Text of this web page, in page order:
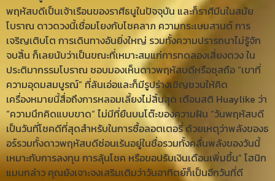
พฤหัสบดีเป็นเจ้าเรือนของราศีธนูในปัจจุบัน และก็ราศีมีนในสมัย
โบราณ ดาวดวงนี้เชื่อมโยงกับโชคลาภ ความกระเษมสานต์ การ
เจริญเติบโต การเดินทางอันยิ่งใหญ่ รวมทั้งความปรารถนาไม่รู้จัก
จบสิ้น ก็เลยนับว่าเป็นขณะที่เหมาะสมแก่การทดลองเสี่ยงดวง ใน
ประติมากรรมโบราณ ชอบมองเห็นดาวพฤหัสบดีหรือซุสถือ “เขาที่
ความอุดมสมบูรณ์” ที่ล้นเอ่อและก็มีรูปร่างเชิญชวนให้คิด
เครื่องหมายนี้สื่อถึงการหลอมเลี้ยงไม่สิ้นสุด เตือนสติ Huaylike ว่า
“ความนึกคิดแบบขาด” ไม่มีที่ยืนบนโต๊ะของความฝัน “วันพฤหัสบดี
เป็นวันที่โชคดีที่สุดสำหรับในการซื้อลอตเตอรี่ ด้วยเหตุว่าพลังของธ
อร์รวมทั้งดาวพฤหัสบดีซ่อนเร้นอยู่ในชื่อรวมทั้งคลื่นพลังของวันนี้
เหมาะกับการลงทุน การลุ้นโชค หรือขอปรับเงินเดือนเพิ่มขึ้น” โฮนิก
แมนกล่าว คุณยังเจาะจงเสริมเติมว่าวันอาทิตย์ก็เป็นอีกวันที่ดี